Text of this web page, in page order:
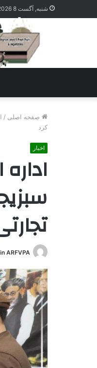
شنبه, آگست 8 2026
صفحه اصلی /
کرد
اخبار
ARFVPA